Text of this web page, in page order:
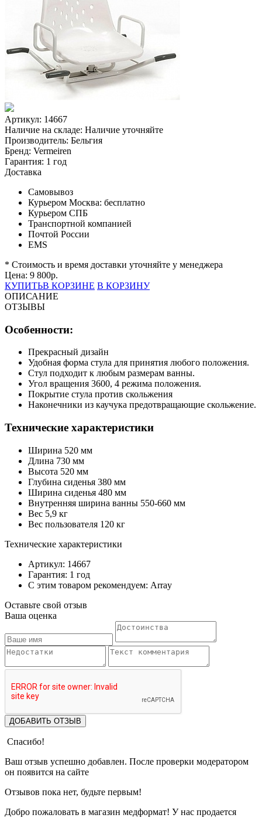
Артикул: 14667
Наличие на складе: Наличие уточняйте
Производитель: Бельгия
Бренд: Vermeiren
Гарантия: 1 год
Доставка
Самовывоз
Курьером Москва: бесплатно
Курьером СПБ
Транспортной компанией
Почтой России
EMS
* Стоимость и время доставки уточняйте у менеджера
Цена: 9 800р.
КУПИТЬВ КОРЗИНЕ В КОРЗИНУ
ОПИСАНИЕ
ОТЗЫВЫ
Особенности:
Прекрасный дизайн
Удобная форма стула для принятия любого положения.
Стул подходит к любым размерам ванны.
Угол вращения 3600, 4 режима положения.
Покрытие стула против скольжения
Наконечники из каучука предотвращающие скольжение.
Технические характеристики
Ширина 520 мм
Длина 730 мм
Высота 520 мм
Глубина сиденья 380 мм
Ширина сиденья 480 мм
Внутренняя ширина ванны 550-660 мм
Вес 5,9 кг
Вес пользователя 120 кг
Технические характеристики
Артикул: 14667
Гарантия: 1 год
С этим товаром рекомендуем: Array
Оставьте свой отзыв
Ваша оценка
ДОБАВИТЬ ОТЗЫВ
Спасибо!
Ваш отзыв успешно добавлен. После проверки модератором
он появится на сайте
Отзывов пока нет, будьте первым!
Добро пожаловать в магазин медформат! У нас продается